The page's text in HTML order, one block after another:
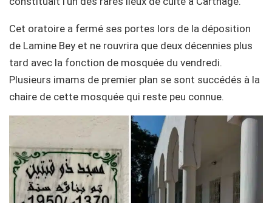
Cet oratoire a fermé ses portes lors de la déposition
de Lamine Bey et ne rouvrira que deux décennies plus
tard avec la fonction de mosquée du vendredi.
Plusieurs imams de premier plan se sont succédés à la
chaire de cette mosquée qui reste peu connue.